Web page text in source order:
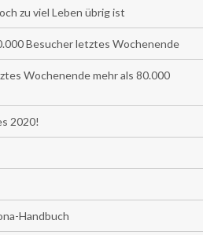
zu viel Leben übrig ist
Besucher letztes Wochenende
Wochenende mehr als 80.000
2020!
Handbuch